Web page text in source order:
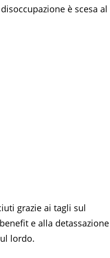
è scesa al
grazie ai tagli sul
e alla detassazione
lordo.